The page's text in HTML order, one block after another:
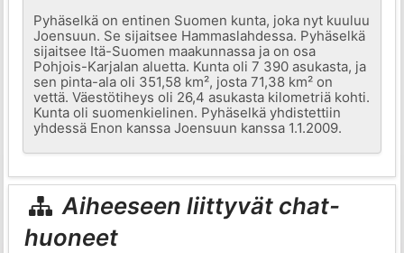
Pyhäselkä on entinen Suomen kunta, joka nyt kuuluu
Joensuun. Se sijaitsee Hammaslahdessa. Pyhäselkä
sijaitsee Itä-Suomen maakunnassa ja on osa
Pohjois-Karjalan aluetta. Kunta oli 7 390 asukasta, ja
sen pinta-ala oli 351,58 km², josta 71,38 km² on
vettä. Väestötiheys oli 26,4 asukasta kilometriä kohti.
Kunta oli suomenkielinen. Pyhäselkä yhdistettiin
yhdessä Enon kanssa Joensuun kanssa 1.1.2009.
Aiheeseen liittyvät chat-
huoneet